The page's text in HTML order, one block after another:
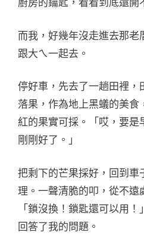
廚房的鑰匙，看看到底還開
而我，好幾年沒走進去那老
跟大ㄟ一起去。
停好車，先去了一趟田裡，
落果，作為地上黑蟻的美食
紅的果實可採。「哎，要是
剛剛好了。」
把剩下的芒果採好，回到車
理。一聲清脆的叩，從不遠
「鎖沒換！鎖匙還可以用
回答了我的問題。